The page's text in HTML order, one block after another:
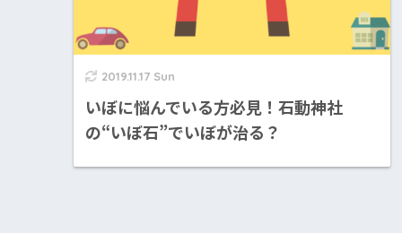
2019.11.17 Sun
いぼに悩んでいる方必見！石動神社
の“いぼ石”でいぼが治る？